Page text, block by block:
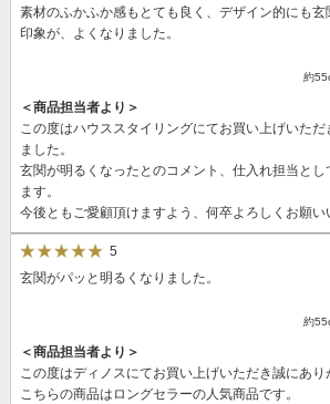
素材のふかふか感もとても良く、デザイン的にも玄
印象が、よくなりました。
約
＜商品担当者より＞
この度はハウススタイリングにてお買い上げいた
ました。
玄関が明るくなったとのコメント、仕入れ担当とし
ます。
今後ともご愛顧頂けますよう、何卒よろしくお願い
5
玄関がパッと明るくなりました。
約
＜商品担当者より＞
この度はディノスにてお買い上げいただき誠にあり
こちらの商品はロングセラーの人気商品です。